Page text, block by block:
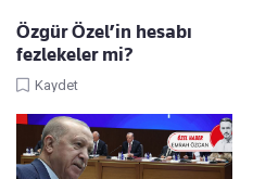
Özgür Özel’in hesabı
fezlekeler mi?
Kaydet